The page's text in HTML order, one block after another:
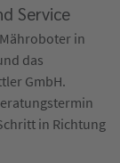
Service
in
das
GmbH.
in Richtung